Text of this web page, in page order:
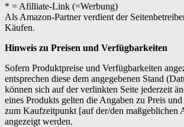
* = Afilliate-Link (=Werbung)
Als Amazon-Partner verdient der
Käufen.
Hinweis zu Preisen und Verfügbarkeiten
Sofern Produktpreise und Verfügbarkeiten
entsprechen diese dem angegebenen Stand
können sich auf der verlinkten Seite jederzeit
eines Produkts gelten die Angaben zu Preis
zum Kaufzeitpunkt [auf der/den maßgeblichen
angezeigt werden.